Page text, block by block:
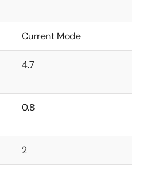
Current Mode
4.7
0.8
2